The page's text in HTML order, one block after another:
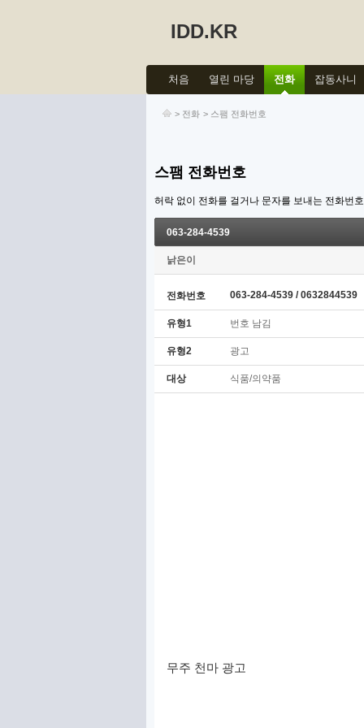
IDD.KR
처음 열린 마당 전화 잡동사니
> 전화 > 스팸 전화번호
스팸 전화번호
허락 없이 전화를 걸거나 문자를 보내는 전화번
063-284-4539
낡은이
전화번호 063-284-4539 / 0632844539
유형1 번호 남김
유형2 광고
대상 식품/의약품
무주 천마 광고